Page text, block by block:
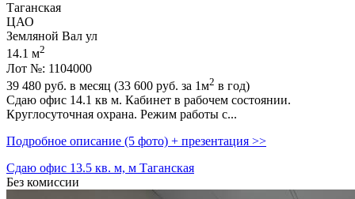
Таганская
ЦАО
Земляной Вал ул
14.1 м2
Лот №: 1104000
39 480 руб. в месяц (33 600 руб. за 1м2 в год)
Сдаю офис 14.1 кв м. Кабинет в рабочем состоянии.
Круглосуточная охрана. Режим работы с...
Подробное описание (5 фото) + презентация >>
Сдаю офис 13.5 кв. м, м Таганская
Без комиссии